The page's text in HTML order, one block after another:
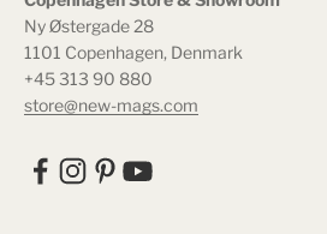
Ny Østergade 28
1101 Copenhagen, Denmark
+45 313 90 880
store@new-mags.com